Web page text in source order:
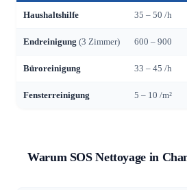
Haushaltshilfe 35 – 50 /h
Endreinigung (3 Zimmer) 600 – 900
Büroreinigung 33 – 45 /h
Fensterreinigung 5 – 10 /m²
Warum SOS Nettoyage in